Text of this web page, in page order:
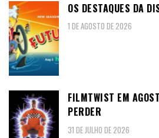
OS DESTAQUES DA
1 DE AGOSTO DE 2026
FILMTWIST EM
PERDER
31 DE JULHO DE 2026